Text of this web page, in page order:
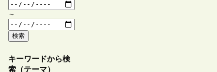
～
検索
キーワードから検
索（テーマ）